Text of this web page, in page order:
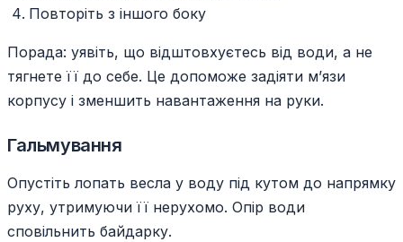
Повторіть з іншого боку
Порада: уявіть, що відштовхуєтесь від води, а не
тягнете її до себе. Це допоможе задіяти м’язи
корпусу і зменшить навантаження на руки.
Гальмування
Опустіть лопать весла у воду під кутом до напрямку
руху, утримуючи її нерухомо. Опір води
сповільнить байдарку.